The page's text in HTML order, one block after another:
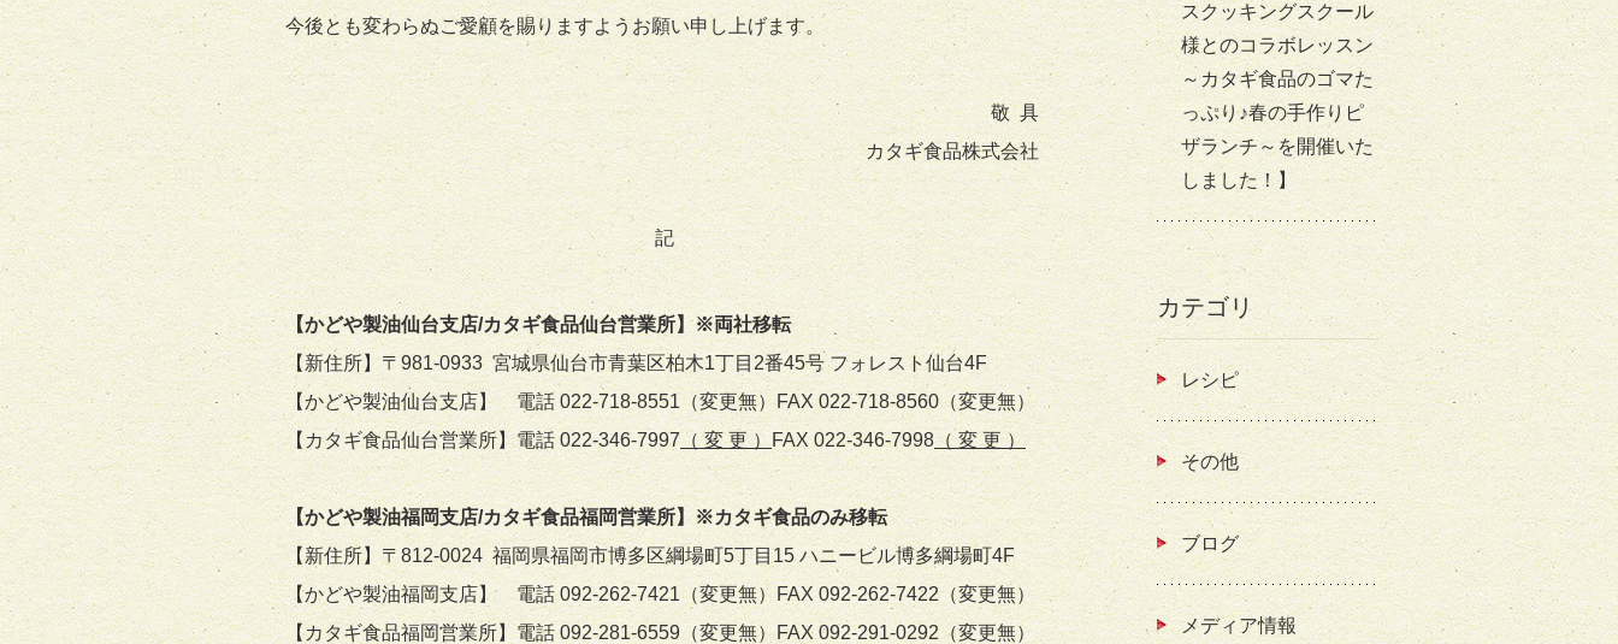
今後とも変わらぬご愛顧を賜りますようお願い申し上げます。
敬 具
カタギ食品株式会社
記
【かどや製油仙台支店/カタギ食品仙台営業所】※両社移転
【新住所】〒981-0933宮城県仙台市青葉区柏木1丁目2番45号 フォレスト仙台4F
【かどや製油仙台支店】 電話022-718-8551（変更無）FAX022-718-8560（変更無）
【カタギ食品仙台営業所】電話 022-346-7997（ 変 更 ）FAX 022-346-7998（ 変 更 ）
【かどや製油福岡支店/カタギ食品福岡営業所】※カタギ食品のみ移転
【新住所】〒812-0024福岡県福岡市博多区綱場町5丁目15 ハニービル博多綱場町4F
【かどや製油福岡支店】 電話092-262-7421（変更無）FAX 092-262-7422（変更無）
【カタギ食品福岡営業所】電話092-281-6559（変更無）FAX092-291-0292（変更無）
スクッキングスクール
様とのコラボレッスン
～カタギ食品のゴマた
っぷり♪春の手作りピ
ザランチ～を開催いた
しました！】
カテゴリ
レシピ
その他
ブログ
メディア情報